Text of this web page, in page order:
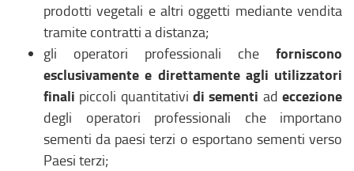
prodotti vegetali e altri oggetti mediante vendita
tramite contratti a distanza;
gli operatori professionali che forniscono
esclusivamente e direttamente agli utilizzatori
finali piccoli quantitativi di sementi adeccezione
degli operatori professionali che importano
sementi da paesi terzi o esportano sementi verso
Paesi terzi;